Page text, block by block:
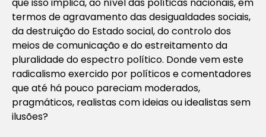
termos de agravamento das desigualdades sociais,
da destruição do Estado social, do controlo dos
meios de comunicação e do estreitamento da
pluralidade do espectro político. Donde vem este
radicalismo exercido por políticos e comentadores
que até há pouco pareciam moderados,
pragmáticos, realistas com ideias ou idealistas sem
ilusões?